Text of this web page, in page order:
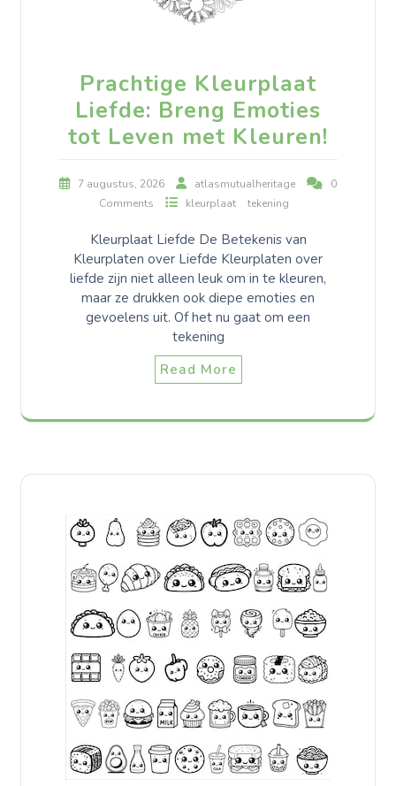
Prachtige Kleurplaat
Liefde: Breng Emoties
tot Leven met Kleuren!
7 augustus, 2026 atlasmutualheritage
0
Comments
kleurplaat tekening
Kleurplaat Liefde De Betekenis van
Kleurplaten over Liefde Kleurplaten over
liefde zijn niet alleen leuk om in te kleuren,
maar ze drukken ook diepe emoties en
gevoelens uit. Of het nu gaat om een
tekening
Read More